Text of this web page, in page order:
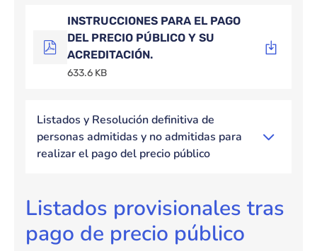
INSTRUCCIONES PARA EL PAGO
DEL PRECIO PÚBLICO Y SU
ACREDITACIÓN.
633.6 KB
Listados y Resolución definitiva de
personas admitidas y no admitidas para
realizar el pago del precio público
Listados provisionales tras
pago de precio público